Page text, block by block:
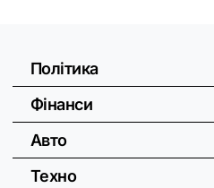
Політика
Фінанси
Авто
Техно